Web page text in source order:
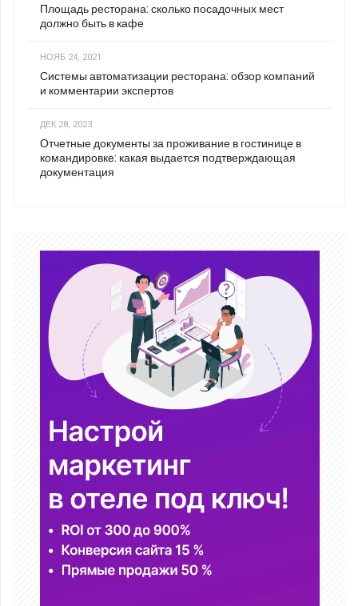
Площадь ресторана: сколько посадочных мест
должно быть в кафе
НОЯБ 24, 2021
Системы автоматизации ресторана: обзор компаний
и комментарии экспертов
ДЕК 28, 2023
Отчетные документы за проживание в гостинице в
командировке: какая выдается подтверждающая
документация